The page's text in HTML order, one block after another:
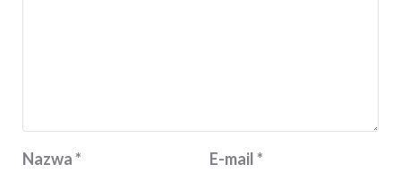
Nazwa* E-mail*